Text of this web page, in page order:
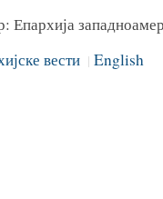
Епархија
вести | English